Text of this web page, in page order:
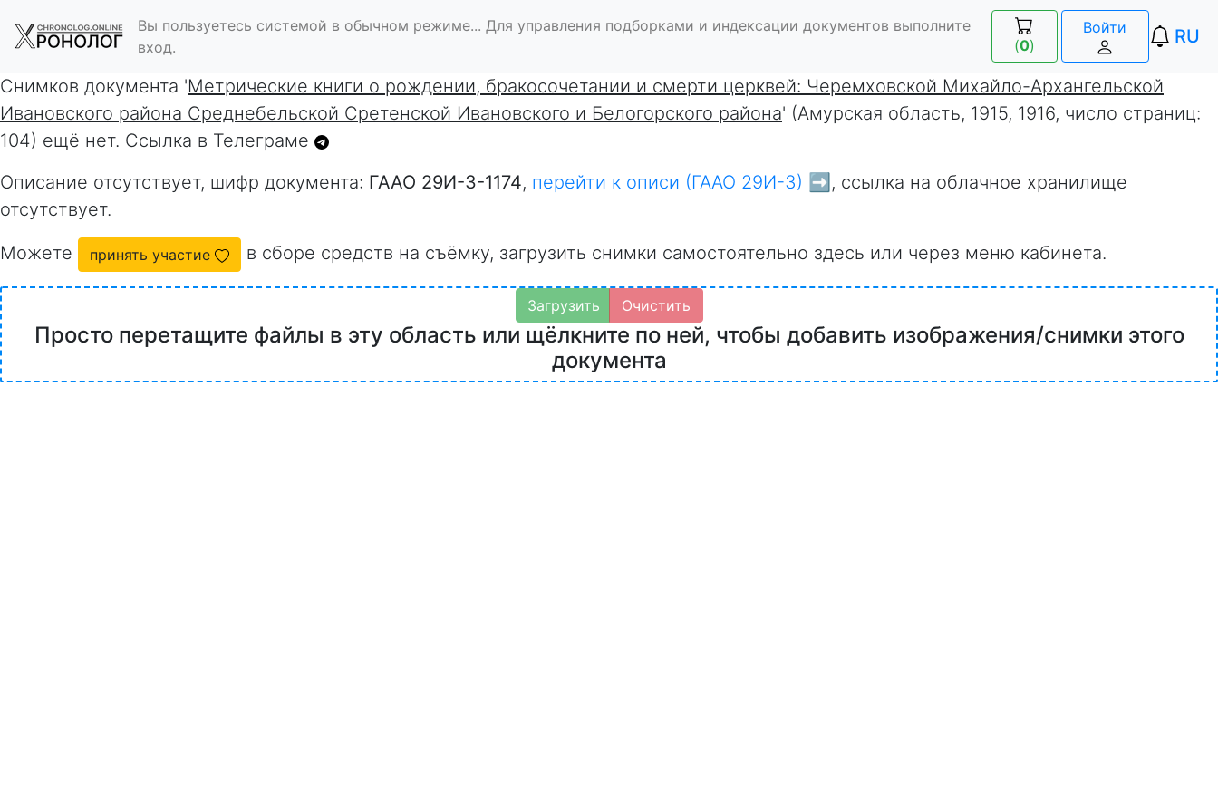
Вы пользуетесь системой в обычном режиме... Для управления подборками и индексации документов выполните
вход.
(0)
Войти RU
Снимков документа 'Метрические книги о рождении, бракосочетании и смерти церквей: Черемховской Михайло-Архангельской
Ивановского района Среднебельской Сретенской Ивановского и Белогорского района' (Амурская область, 1915, 1916, число страниц:
104) ещё нет. Ссылка в Телеграме
Описание отсутствует, шифр документа: ГААО 29И-3-1174, перейти к описи (ГААО 29И-3) ➡️ , ссылка на облачное хранилище
отсутствует.
Можете принять участие в сборе средств на съёмку, загрузить снимки самостоятельно здесь или через меню кабинета.
Загрузить Очистить
Просто перетащите файлы в эту область или щёлкните по ней, чтобы добавить изображения/снимки этого
документа